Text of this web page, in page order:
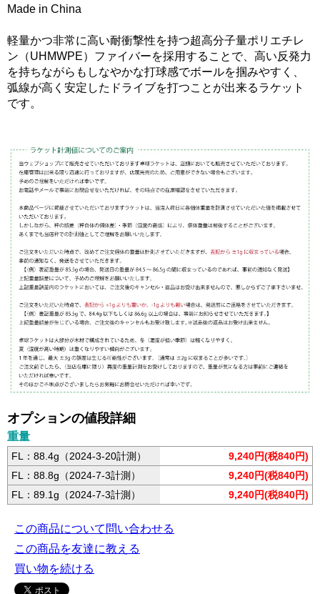
Made in China
軽量かつ非常に高い耐衝撃性を持つ超高分子量ポリエチレ
ン（UHMWPE）ファイバーを採用することで、高い反発力
を持ちながらもしなやかな打球感でボールを掴みやすく、
弧線が高く安定したドライブを打つことが出来るラケット
です。
オプションの値段詳細
重量
FL：88.4g（2024-3-20計測）
9,240円(税840円)
FL：88.8g（2024-7-3計測）
9,240円(税840円)
FL：89.1g（2024-7-3計測）
9,240円(税840円)
この商品について問い合わせる
この商品を友達に教える
買い物を続ける